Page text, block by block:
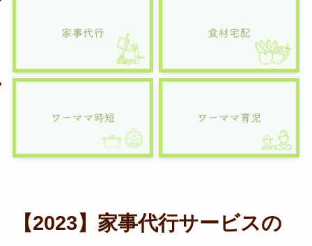
【2023】家事代行サービスの